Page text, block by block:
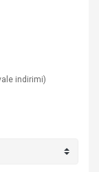
indirimi)